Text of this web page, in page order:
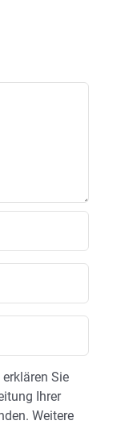
Sie
Ihrer
Weitere